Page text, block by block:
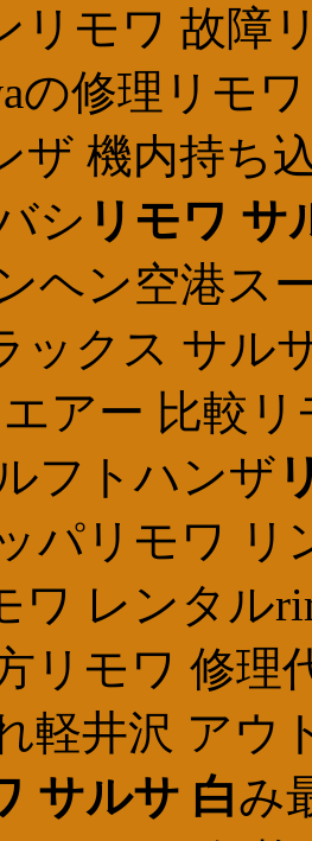
リモワ 故障
の修理リモ
ザ 機内持ち
シ リモワ サ
ヘン空港ス
ックス サル
アー 比較
フトハンザ
パリモワ リ
ワ レンタル
リモワ 修理
軽井沢 アウ
サルサ 白み